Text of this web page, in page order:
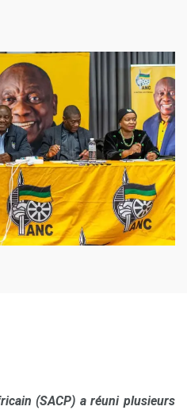
(SACP) a réuni plusieurs